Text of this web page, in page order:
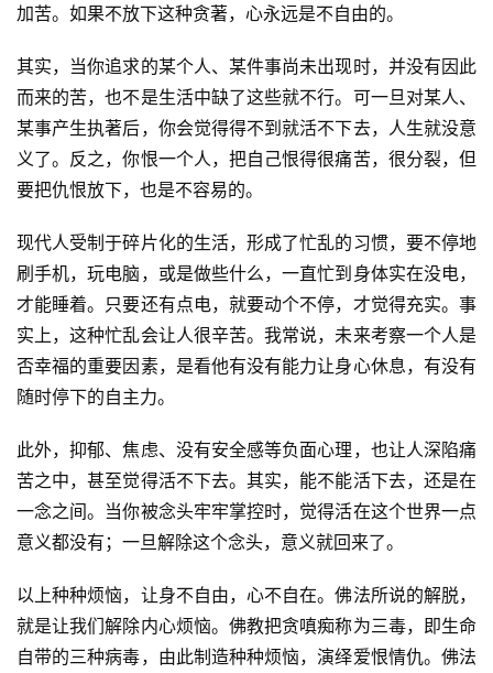
资
讯
八
点
僧
音
高
僧
访
加苦。如果不放下这种贪著，心永远是不自由的。
其实，当你追求的某个人、某件事尚未出现时，并没有因此
而来的苦，也不是生活中缺了这些就不行。可一旦对某人、
某事产生执著后，你会觉得得不到就活不下去，人生就没意
义了。反之，你恨一个人，把自己恨得很痛苦，很分裂，但
要把仇恨放下，也是不容易的。
现代人受制于碎片化的生活，形成了忙乱的习惯，要不停地
刷手机，玩电脑，或是做些什么，一直忙到身体实在没电，
才能睡着。只要还有点电，就要动个不停，才觉得充实。事
实上，这种忙乱会让人很辛苦。我常说，未来考察一个人是
否幸福的重要因素，是看他有没有能力让身心休息，有没有
随时停下的自主力。
此外，抑郁、焦虑、没有安全感等负面心理，也让人深陷痛
苦之中，甚至觉得活不下去。其实，能不能活下去，还是在
一念之间。当你被念头牢牢掌控时，觉得活在这个世界一点
意义都没有；一旦解除这个念头，意义就回来了。
以上种种烦恼，让身不自由，心不自在。佛法所说的解脱，
就是让我们解除内心烦恼。佛教把贪嗔痴称为三毒，即生命
自带的三种病毒，由此制造种种烦恼，演绎爱恨情仇。佛法